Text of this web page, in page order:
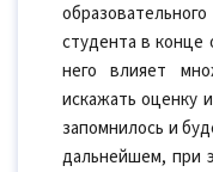
студента в конце
него влияет
искажать оценку
запомнилось и
дальнейшем, при